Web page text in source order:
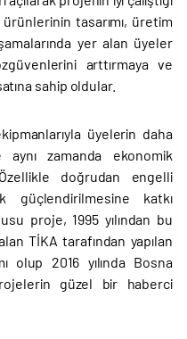
tasarımı, üretim
yer alan üyeler
arttırmaya ve
sahip oldular.
üyelerin daha
aynı zamanda ekonomik
doğrudan engelli
güçlendirilmesine katkı
proje, 1995 yılından bu
TİKA tarafından yapılan
olup 2016 yılında Bosna
güzel bir haberci